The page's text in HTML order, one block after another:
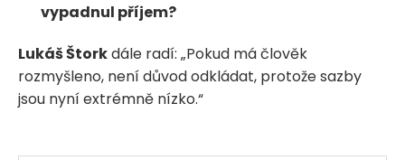
vypadnul příjem?
Lukáš Štorkdále radí: „Pokud má člověk
rozmyšleno, není důvod odkládat, protože sazby
jsou nyní extrémně nízko.“